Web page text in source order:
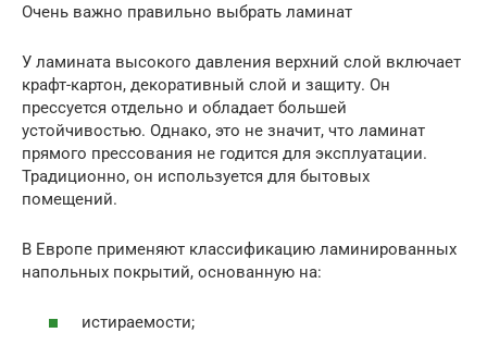
Очень важно правильно выбрать ламинат
У ламината высокого давления верхний слой включает
крафт-картон, декоративный слой и защиту. Он
прессуется отдельно и обладает большей
устойчивостью. Однако, это не значит, что ламинат
прямого прессования не годится для эксплуатации.
Традиционно, он используется для бытовых
помещений.
В Европе применяют классификацию ламинированных
напольных покрытий, основанную на:
истираемости;